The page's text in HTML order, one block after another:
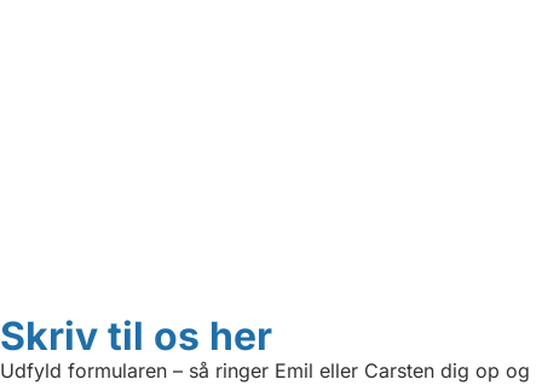
Skriv til os her
Udfyld formularen – så ringer Emil eller Carsten dig op og